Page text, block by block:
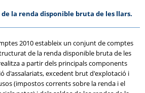
la renda disponible bruta de les llars.
2010 estableix un conjunt de comptes
de la renda disponible bruta de les
a partir dels principals components
d'assalariats, excedent brut d'explotació i
(impostos corrents sobre la renda i el